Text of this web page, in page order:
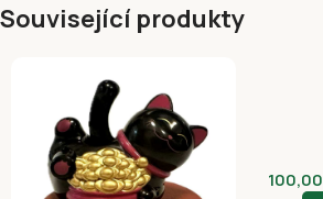
Související produkty
100,00